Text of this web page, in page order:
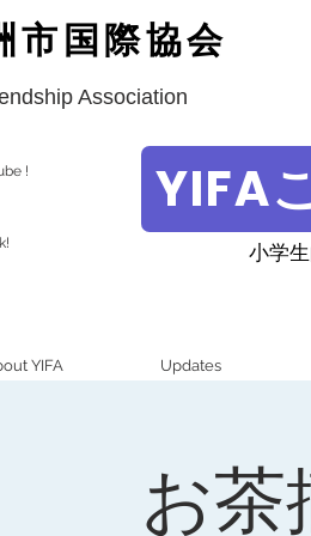
市国際協会
Association
! YIFA
小学
YIFA Updates
お茶